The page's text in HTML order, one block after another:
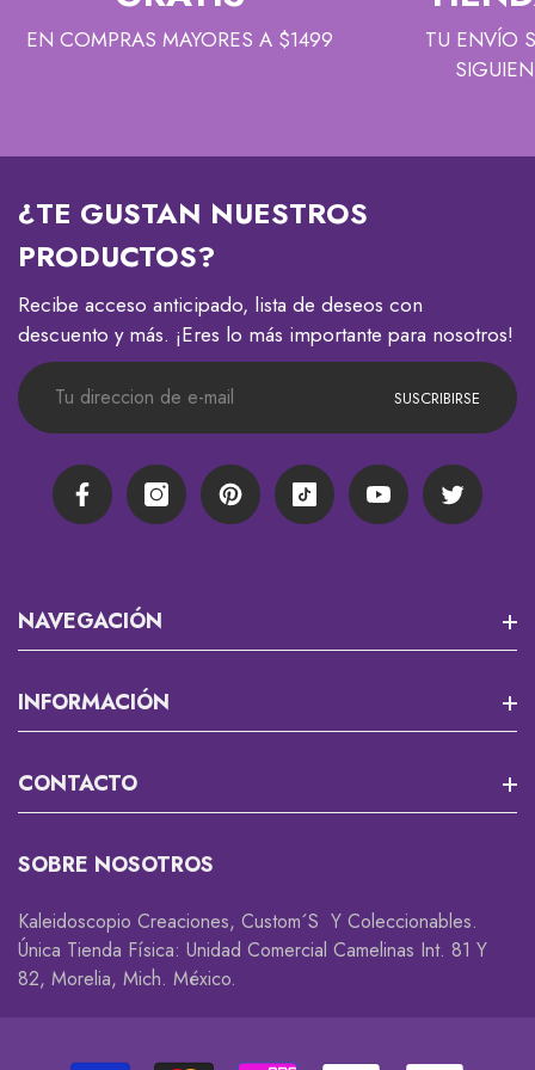
EN COMPRAS MAYORES A $1499
TU ENVÍO
¿TE GUSTAN NUESTROS
PRODUCTOS?
Recibe acceso anticipado, lista de deseos con
descuento y más. ¡Eres lo más importante para nosotros!
SUSCRIBIRSE
FacebookInstagramPinterestTikTok YouTube Twitter
NAVEGACIÓN
Misión 13
Cortadores Y Marcadores Para Fondant
Accesorios Gamer 🎮
Accesorios
INFORMACIÓN
Que Es Un Custom?
Descuentos Y Promociones
Cambios Y Devoluciones
Privacidad
CONTACTO
Rastrea Tu Pedido
Whatsapp
SOBRE NOSOTROS
Kaleidoscopio Creaciones, Custom´s Y Coleccionables.
Única Tienda Física: Unidad Comercial Camelinas Int. 81 Y
82, Morelia, Mich. México.